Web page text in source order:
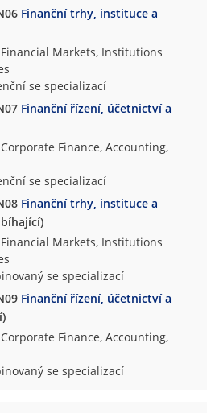
Finanční trhy, instituce a
Markets, Institutions
se specializací
Finanční řízení, účetnictví a
Finance, Accounting,
se specializací
Finanční trhy, instituce a
Markets, Institutions
se specializací
Finanční řízení, účetnictví a
Finance, Accounting,
se specializací